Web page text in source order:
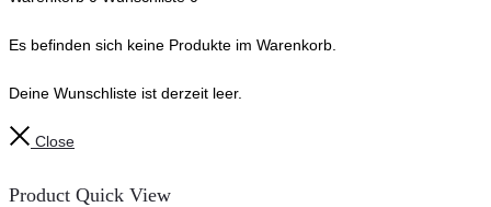
Es befinden sich keine Produkte im Warenkorb.
Deine Wunschliste ist derzeit leer.
Close
Product Quick View